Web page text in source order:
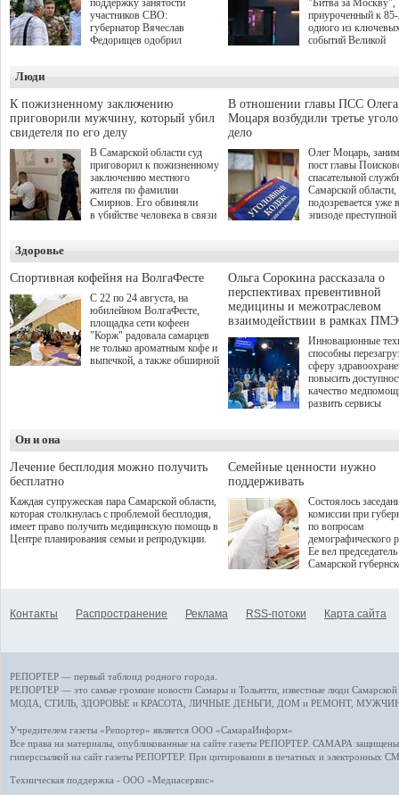
поддержку занятости
участников СВО:
губернатор Вячеслав
Федорищев одобрил
Живайкина, направленные
на трудоустройство и более
спокойную адаптацию к
мирной жизни.
"Битва за Москву",
приуроченный к
одного из
событий Великой
игре "Мир танков"
выступили
партия "Единая
игровая студия
Люди
К пожизненному заключению
приговорили мужчину, который убил
свидетеля по его делу
В Самарской области суд
приговорил к пожизненному
заключению местного
жителя по фамилии
Смирнов. Его обвиняли
в убийстве человека в связи
В отношении главы ПСС Олега
Моцаря возбудили третье
дело
Олег Моцарь,
пост главы
спасательной
Самарской области,
подозревается уже
эпизоде преступной
а сам он
Здоровье
Спортивная кофейня на ВолгаФесте
С 22 по 24 августа, на
юбилейном ВолгаФесте,
площадка сети кофеен
"Корж" радовала самарцев
не только ароматным кофе и
выпечкой, а также обширной
Ольга Сорокина рассказала о
перспективах превентивной
медицины и межотраслевом
взаимодействии в рамках
Инновационные
способны
сферу
повысить
качество
развить сервисы
определенными
К ним можно
возникающие при
данными
более динамичного
проникновения
сегмент
отраслевое
рассказала Ольга
ходе сессии
качества жизни" в
ПМЭФ 2025. В
РФ Михаил
представители
Государственной
Он и она
Лечение бесплодия можно получить
бесплатно
Каждая супружеская пара Самарской области,
которая столкнулась с проблемой бесплодия,
имеет право получить медицинскую помощь в
Центре планирования семьи и репродукции.
Семейные ценности нужно
поддерживать
Состоялось
комиссии при
по вопросам
демографического
Ее вел председатель
Самарской
Контакты Распространение Реклама RSS-потоки Карта сайта
РЕПОРТЕР — первый таблоид родного города.
РЕПОРТЕР — это самые громкие новости Самары и Тольятти, известные люди
МОДА, СТИЛЬ ЗДОРОВЬЕ и КРАСОТА ЛИЧНЫЕ ДЕНЬГИ ДОМ и РЕМОНТ,
Учредителем газеты «Репортер» является ООО «СамараИнформ»
Все права на материалы, опубликованные на сайте газеты РЕПОРТЕР. САМАРА защищены.
гиперссылкой на сайт газеты РЕПОРТЕР. При цитировании в печатных и электронных
Техническая поддержка - ООО «Медиасервис»